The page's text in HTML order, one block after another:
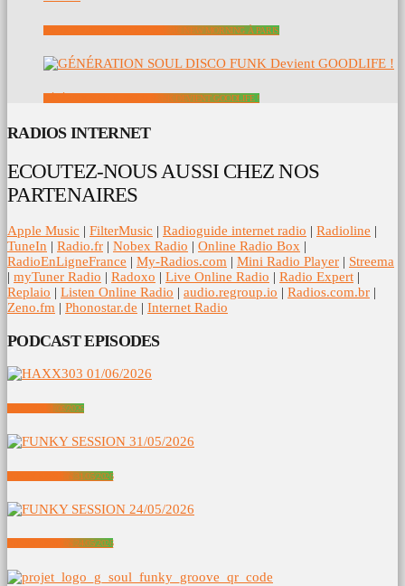
PATRICE RUSHEN EN CONCERT AU NEW MORNING À PARIS
GÉNÉRATION SOUL DISCO FUNK DEVIENT GOODLIFE !
RADIOS INTERNET
ECOUTEZ-NOUS AUSSI CHEZ NOS
PARTENAIRES
Apple Music | FilterMusic | Radioguide internet radio | Radioline |
TuneIn | Radio.fr | Nobex Radio | Online Radio Box |
RadioEnLigneFrance | My-Radios.com | Mini Radio Player | Streema
| myTuner Radio | Radoxo | Live Online Radio | Radio Expert |
Replaio | Listen Online Radio | audio.regroup.io | Radios.com.br |
Zeno.fm | Phonostar.de | Internet Radio
PODCAST EPISODES
HAXX303 01/06/2026
FUNKY SESSION 31/05/2026
FUNKY SESSION 24/05/2026